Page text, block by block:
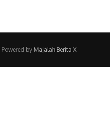
by Majalah Berita X